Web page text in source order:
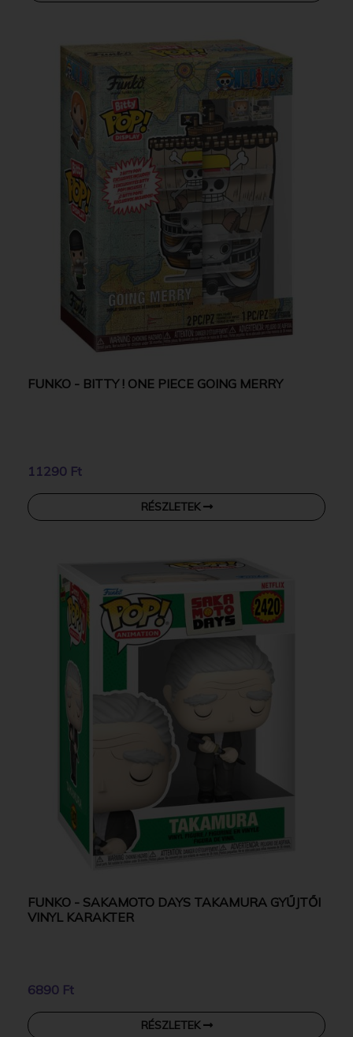
FUNKO - BITTY ! ONE PIECE GOING MERRY
11290 Ft
RÉSZLETEK
FUNKO - SAKAMOTO DAYS TAKAMURA GYŰJTŐI
VINYL KARAKTER
6890 Ft
RÉSZLETEK